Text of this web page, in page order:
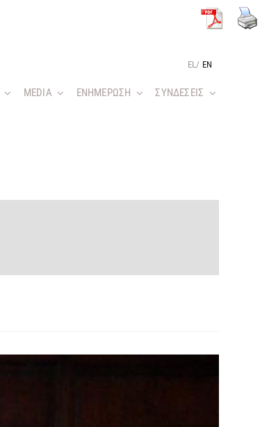
EL / EN
MEDIA ΕΝΗΜΕΡΩΣΗ ΣΥΝΔΕΣΕΙΣ